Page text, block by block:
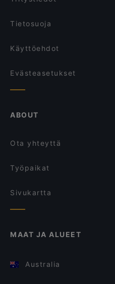
Bla Bla Bla
Tietosuoja
Käyttöehdot
Evästeasetukset
ABOUT
Ota yhteyttä
Työpaikat
Sivukartta
MAAT JA ALUEET
Australia